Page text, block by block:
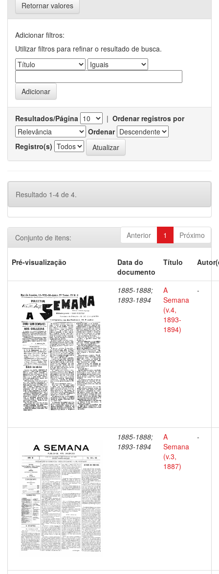
Retornar valores
Adicionar filtros:
Utilizar filtros para refinar o resultado de busca.
Resultados/Página | Ordenar registros por
Ordenar
Registro(s)
Resultado 1-4 de 4.
Anterior 1 Próximo
Conjunto de itens:
Pré-visualização
Data do
documento
Título
1885-1888;
1893-1894
A
Semana
(v.4,
1893-
1894)
-
1885-1888;
1893-1894
A
Semana
(v.3,
1887)
-